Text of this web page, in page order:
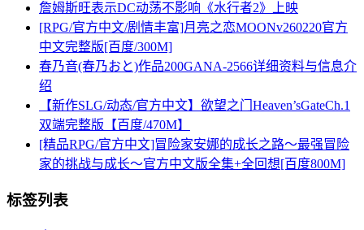
詹姆斯旺表示DC动荡不影响《水行者2》上映
[RPG/官方中文/剧情丰富]月亮之恋MOONv260220官方
中文完整版[百度/300M]
春乃音(春乃おと)作品200GANA-2566详细资料与信息介
绍
【新作SLG/动态/官方中文】欲望之门Heaven’sGateCh.1
双端完整版【百度/470M】
[精品RPG/官方中文]冒险家安娜的成长之路～最强冒险
家的挑战与成长～官方中文版全集+全回想[百度800M]
标签列表